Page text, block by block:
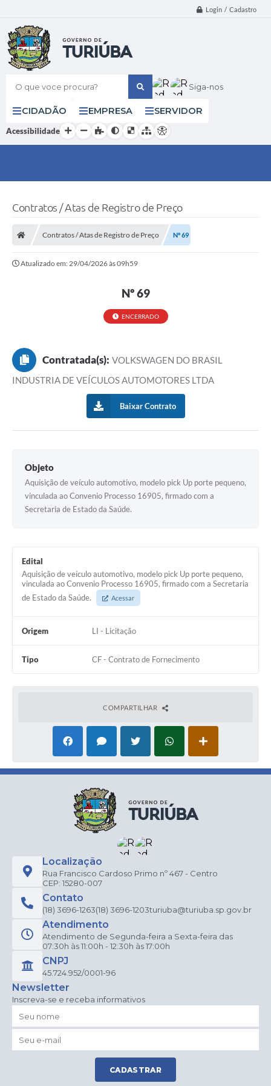
Login / Cadastro
O que voce procura? Siga-nos
CIDADÃO EMPRESA SERVIDOR
Acessibilidade
Contratos / Atas de Registro de Preço
Contratos / Atas de Registro de Preço Nº 69
Atualizado em: 29/04/2026 às 09h59
Nº 69
ENCERRADO
Contratada(s): VOLKSWAGEN DO BRASIL
INDUSTRIA DE VEÍCULOS AUTOMOTORES LTDA
Baixar Contrato
Objeto
Aquisição de veículo automotivo, modelo pick Up porte pequeno,
vinculada ao Convenio Processo 16905, firmado com a
Secretaria de Estado da Saúde.
Edital
Aquisição de veículo automotivo, modelo pick Up porte pequeno,
vinculada ao Convenio Processo 16905, firmado com a Secretaria
de Estado da Saúde.
Acessar
Origem LI - Licitação
Tipo CF - Contrato de Fornecimento
COMPARTILHAR
Localização
Rua Francisco Cardoso Primo nº 467 - Centro
CEP: 15280-007
Contato
(18) 3696-1263(18) 3696-1203turiuba@turiuba.sp.gov.br
Atendimento
Atendimento de Segunda-feira a Sexta-feira das
07:30h às 11:00h - 12:30h às 17:00h
CNPJ
45.724.952/0001-96
Newsletter
Inscreva-se e receba informativos
CADASTRAR